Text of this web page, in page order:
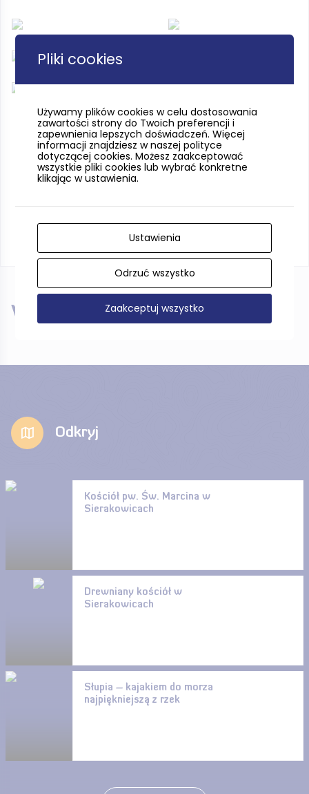
W pobliżu
Odkryj
Kościół pw. Św. Marcina w
Sierakowicach
Drewniany kościół w
Sierakowicach
Słupia – kajakiem do morza
najpiękniejszą z rzek
Pliki cookies
Używamy plików cookies w celu dostosowania
zawartości strony do Twoich preferencji i
zapewnienia lepszych doświadczeń. Więcej
informacji znajdziesz w naszej polityce
dotyczącej cookies. Możesz zaakceptować
wszystkie pliki cookies lub wybrać konkretne
klikając w ustawienia.
Ustawienia
Odrzuć wszystko
Zaakceptuj wszystko